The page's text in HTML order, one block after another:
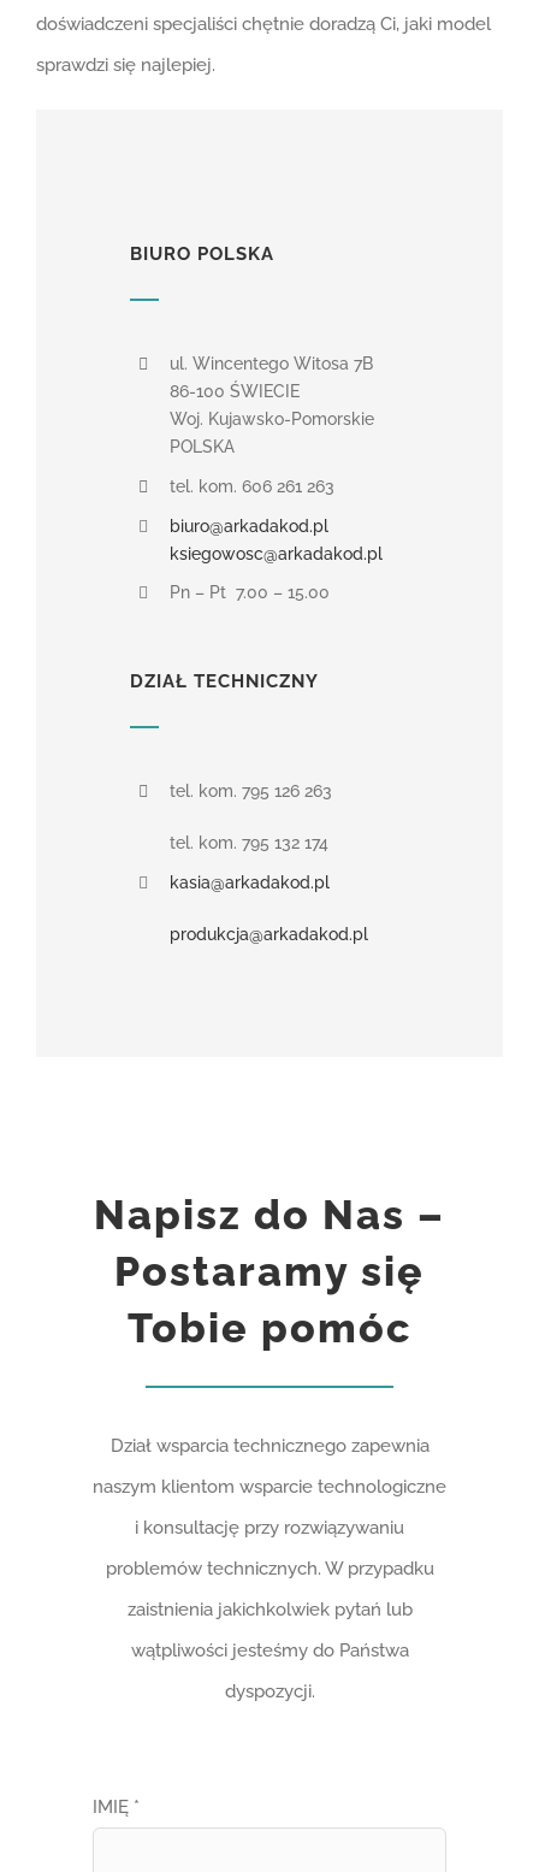
doświadczeni specjaliści chętnie doradzą Ci, jaki model
sprawdzi się najlepiej.
BIURO POLSKA
ul. Wincentego Witosa 7B
86-100 ŚWIECIE
Woj. Kujawsko-Pomorskie
POLSKA
tel. kom. 606 261 263
biuro@arkadakod.pl
ksiegowosc@arkadakod.pl
Pn – Pt 7.00 – 15.00
DZIAŁ TECHNICZNY
tel. kom. 795 126 263
tel. kom. 795 132 174
kasia@arkadakod.pl
produkcja@arkadakod.pl
Napisz do Nas –
Postaramy się
Tobie pomóc
Dział wsparcia technicznego zapewnia
naszym klientom wsparcie technologiczne
i konsultację przy rozwiązywaniu
problemów technicznych. W przypadku
zaistnienia jakichkolwiek pytań lub
wątpliwości jesteśmy do Państwa
dyspozycji.
IMIĘ *